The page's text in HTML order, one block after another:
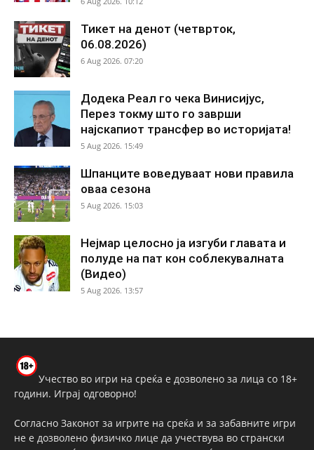
Тикет на денот (четврток,
06.08.2026)
6 Aug 2026. 07:20
Додека Реал го чека Винисијус,
Перез токму што го заврши
најскапиот трансфер во историјата!
5 Aug 2026. 15:49
Шпанците воведуваат нови правила
оваа сезона
5 Aug 2026. 15:03
Нејмар целосно ја изгуби главата и
полуде на пат кон соблекувалната
(Видео)
5 Aug 2026. 13:57
Учество во игри на среќа е дозволено за лица со 18+
години. Играј одговорно!
Согласно Законот за игрите на среќа и за забавните игри
не е дозволено физичко лице да учествува во странски